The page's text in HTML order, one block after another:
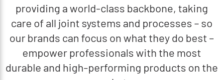
providing a world-class backbone, taking
care of all joint systems and processes – so
our brands can focus on what they do best –
empower professionals with the most
durable and high-performing products on the